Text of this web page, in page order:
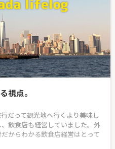
視点。
だって観光地へ行くより美味し
飲食店も経営していました。外
からわかる飲食店経営はとって